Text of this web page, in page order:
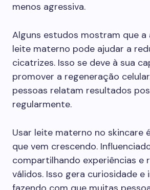
menos agressiva.
Alguns estudos mostram que a
leite materno pode ajudar a
cicatrizes. Isso se deve à sua
promover a regeneração
pessoas relatam resultados
regularmente.
Usar leite materno no skincare
que vem crescendo.
compartilhando experiências e
válidos. Isso gera curiosidade e